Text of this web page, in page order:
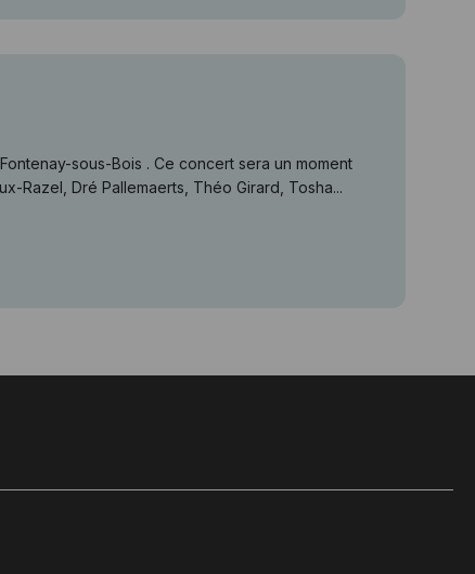
sous-Bois . Ce concert sera un moment
Razel, Dré Pallemaerts, Théo Girard, Tosha...